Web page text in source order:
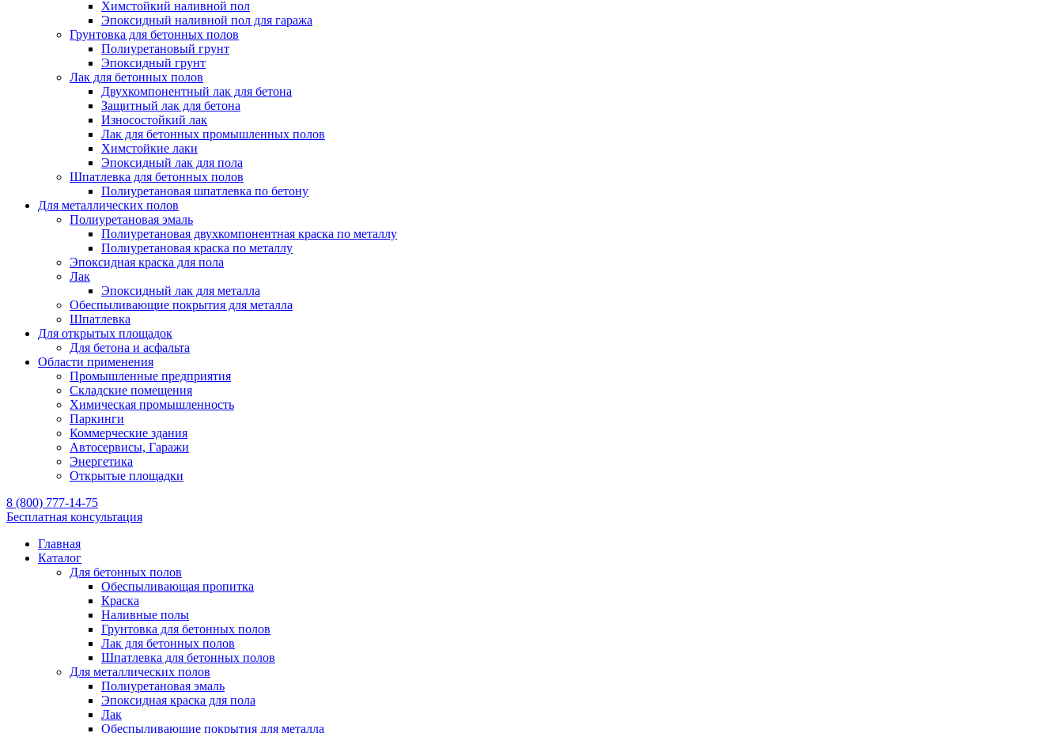
Химстойкий наливной пол
Эпоксидный наливной пол для гаража
Грунтовка для бетонных полов
Полиуретановый грунт
Эпоксидный грунт
Лак для бетонных полов
Двухкомпонентный лак для бетона
Защитный лак для бетона
Износостойкий лак
Лак для бетонных промышленных полов
Химстойкие лаки
Эпоксидный лак для пола
Шпатлевка для бетонных полов
Полиуретановая шпатлевка по бетону
Для металлических полов
Полиуретановая эмаль
Полиуретановая двухкомпонентная краска по металлу
Полиуретановая краска по металлу
Эпоксидная краска для пола
Лак
Эпоксидный лак для металла
Обеспыливающие покрытия для металла
Шпатлевка
Для открытых площадок
Для бетона и асфальта
Области применения
Промышленные предприятия
Складские помещения
Химическая промышленность
Паркинги
Коммерческие здания
Автосервисы, Гаражи
Энергетика
Открытые площадки
8 (800) 777-14-75
Бесплатная консультация
Главная
Каталог
Для бетонных полов
Обеспыливающая пропитка
Краска
Наливные полы
Грунтовка для бетонных полов
Лак для бетонных полов
Шпатлевка для бетонных полов
Для металлических полов
Полиуретановая эмаль
Эпоксидная краска для пола
Лак
Обеспыливающие покрытия для металла